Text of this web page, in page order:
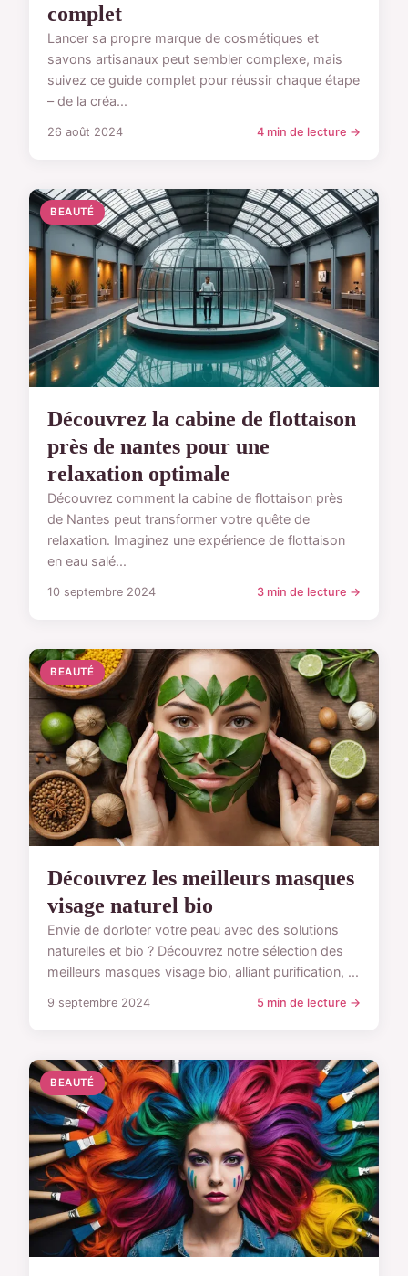
complet
Lancer sa propre marque de cosmétiques et
savons artisanaux peut sembler complexe, mais
suivez ce guide complet pour réussir chaque étape
– de la créa...
26 août 2024 4 min de lecture →
BEAUTÉ
Découvrez la cabine de flottaison
près de nantes pour une
relaxation optimale
Découvrez comment la cabine de flottaison près
de Nantes peut transformer votre quête de
relaxation. Imaginez une expérience de flottaison
en eau salé...
10 septembre 2024 3 min de lecture →
BEAUTÉ
Découvrez les meilleurs masques
visage naturel bio
Envie de dorloter votre peau avec des solutions
naturelles et bio ? Découvrez notre sélection des
meilleurs masques visage bio, alliant purification, ...
9 septembre 2024 5 min de lecture →
BEAUTÉ